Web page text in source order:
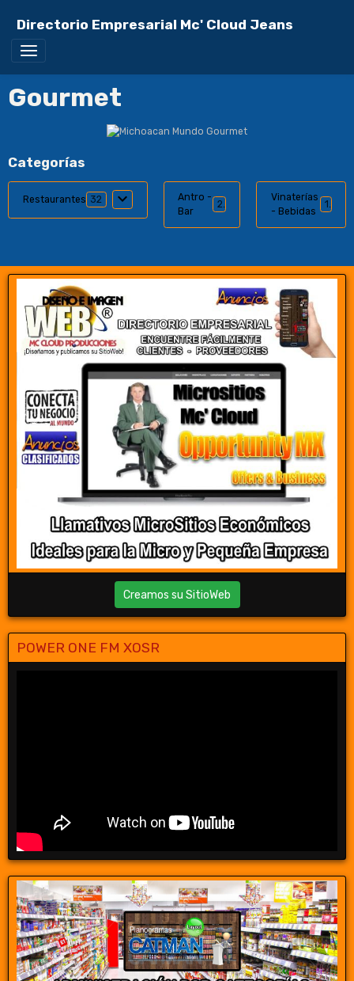
Directorio Empresarial Mc' Cloud Jeans
Gourmet
Categorías
Restaurantes 32
Antro -
Bar
2
Vinaterías
- Bebidas
1
Creamos su SitioWeb
POWER ONE FM XOSR